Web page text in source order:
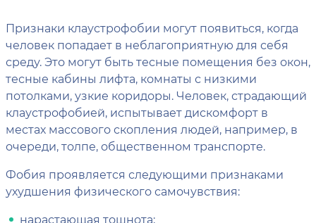
Признаки клаустрофобии могут появиться, когда
человек попадает в неблагоприятную для себя
среду. Это могут быть тесные помещения без окон,
тесные кабины лифта, комнаты с низкими
потолками, узкие коридоры. Человек, страдающий
клаустрофобией, испытывает дискомфорт в
местах массового скопления людей, например, в
очереди, толпе, общественном транспорте.
Фобия проявляется следующими признаками
ухудшения физического самочувствия:
нарастающая тошнота;